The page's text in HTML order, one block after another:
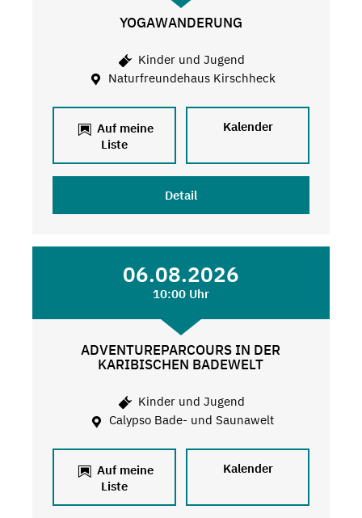
YOGAWANDERUNG
Kinder und Jugend
Naturfreundehaus Kirschheck
Auf meine
Liste
Kalender
Detail
06.08.2026
10:00 Uhr
ADVENTUREPARCOURS IN DER
KARIBISCHEN BADEWELT
Kinder und Jugend
Calypso Bade- und Saunawelt
Auf meine
Liste
Kalender